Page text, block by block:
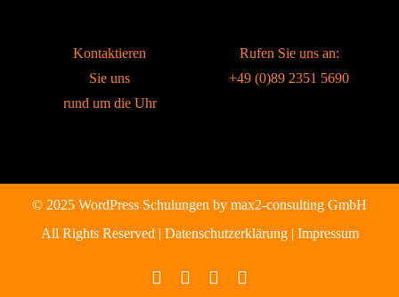
Kontaktieren
Sie uns
rund um die Uhr
Rufen Sie uns an:
+49 (0)89 2351 5690
© 2025 WordPress Schulungen by max2-consulting GmbH
All Rights Reserved | Datenschutzerklärung| Impressum